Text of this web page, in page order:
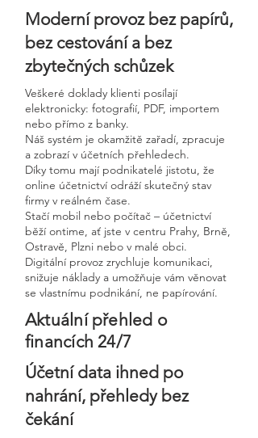
Moderní provoz bez papírů,
bez cestování a bez
zbytečných schůzek
Veškeré doklady klienti posílají
elektronicky: fotografií, PDF, importem
nebo přímo z banky.
Náš systém je okamžitě zařadí, zpracuje
a zobrazí v účetních přehledech.
Díky tomu mají podnikatelé jistotu, že
online účetnictví odráží skutečný stav
firmy v reálném čase.
Stačí mobil nebo počítač – účetnictví
běží ontime, ať jste v centru Prahy, Brně,
Ostravě, Plzni nebo v malé obci.
Digitální provoz zrychluje komunikaci,
snižuje náklady a umožňuje vám věnovat
se vlastnímu podnikání, ne papírování.
Aktuální přehled o
financích 24/7
Účetní data ihned po
nahrání, přehledy bez
čekání